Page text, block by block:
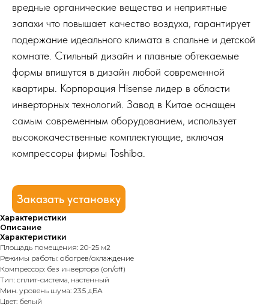
вредные органические вещества и неприятные
запахи что повышает качество воздуха, гарантирует
подержание идеального климата в спальне и детской
комнате. Стильный дизайн и плавные обтекаемые
формы впишутся в дизайн любой современной
квартиры. Корпорация Hisense лидер в области
инверторных технологий. Завод в Китае оснащен
самым современным оборудованием, использует
высококачественные комплектующие, включая
компрессоры фирмы Toshiba.
Заказать установку
Характеристики
Описание
Характеристики
Площадь помещения: 20-25 м2
Режимы работы: обогрев/охлаждение
Компрессор: без инвертора (on/off)
Тип: сплит-система, настенный
Мин. уровень шума: 23.5 дБА
Цвет: белый